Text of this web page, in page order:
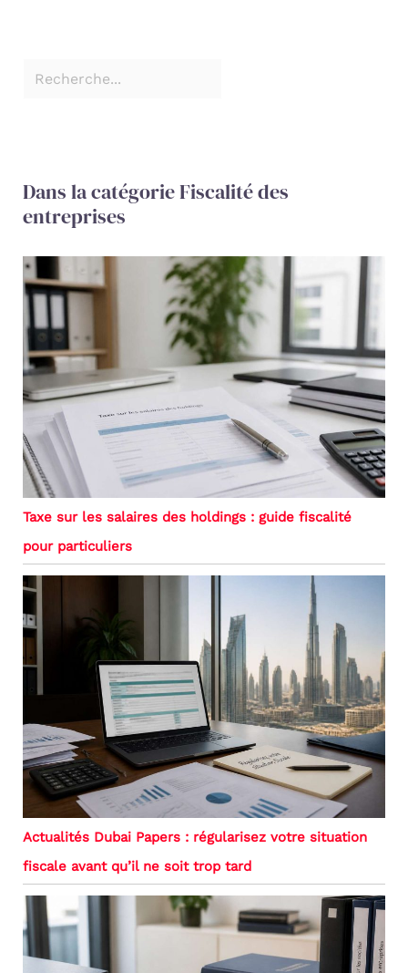
Dans la catégorie Fiscalité des
entreprises
Taxe sur les salaires des holdings : guide fiscalité
pour particuliers
Actualités Dubai Papers : régularisez votre situation
fiscale avant qu’il ne soit trop tard